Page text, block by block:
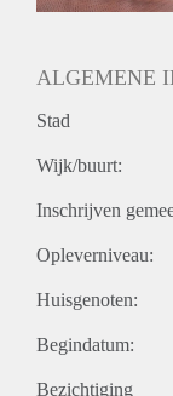
Oplevering
ALGEMENE
Stad
Wijk/buurt:
Inschrijven
Opleverniveau:
Huisgenoten:
Begindatum:
Bezichtiging